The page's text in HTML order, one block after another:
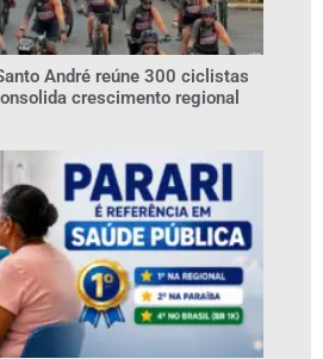
André reúne 300 ciclistas
crescimento regional